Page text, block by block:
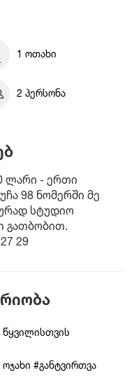
1 ოთახი
2 პერსონა
ლარი - ერთი
98 ნომერში მე
სტუდიო
გათბობით.
29
წყვილისთვის
ოჯახი #განტვირთვა